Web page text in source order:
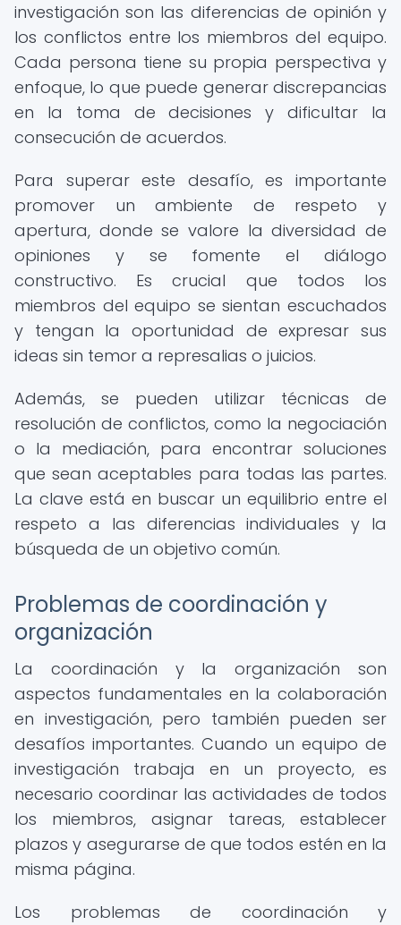
investigación son las diferencias de opinión y
los conflictos entre los miembros del equipo.
Cada persona tiene su propia perspectiva y
enfoque, lo que puede generar discrepancias
en la toma de decisiones y dificultar la
consecución de acuerdos.
Para superar este desafío, es importante
promover un ambiente de respeto y
apertura, donde se valore la diversidad de
opiniones y se fomente el diálogo
constructivo. Es crucial que todos los
miembros del equipo se sientan escuchados
y tengan la oportunidad de expresar sus
ideas sin temor a represalias o juicios.
Además, se pueden utilizar técnicas de
resolución de conflictos, como la negociación
o la mediación, para encontrar soluciones
que sean aceptables para todas las partes.
La clave está en buscar un equilibrio entre el
respeto a las diferencias individuales y la
búsqueda de un objetivo común.
Problemas de coordinación y
organización
La coordinación y la organización son
aspectos fundamentales en la colaboración
en investigación, pero también pueden ser
desafíos importantes. Cuando un equipo de
investigación trabaja en un proyecto, es
necesario coordinar las actividades de todos
los miembros, asignar tareas, establecer
plazos y asegurarse de que todos estén en la
misma página.
Los problemas de coordinación y